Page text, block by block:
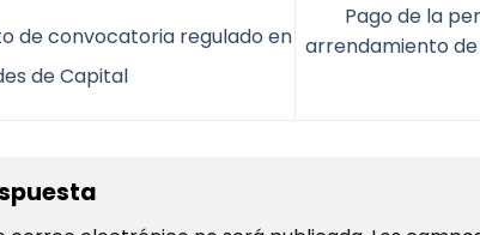
de convocatoria regulado en
de Capital
Pago de la
arrendamiento